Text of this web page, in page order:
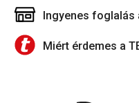
Ingyenes foglalás
Miért érdemes a